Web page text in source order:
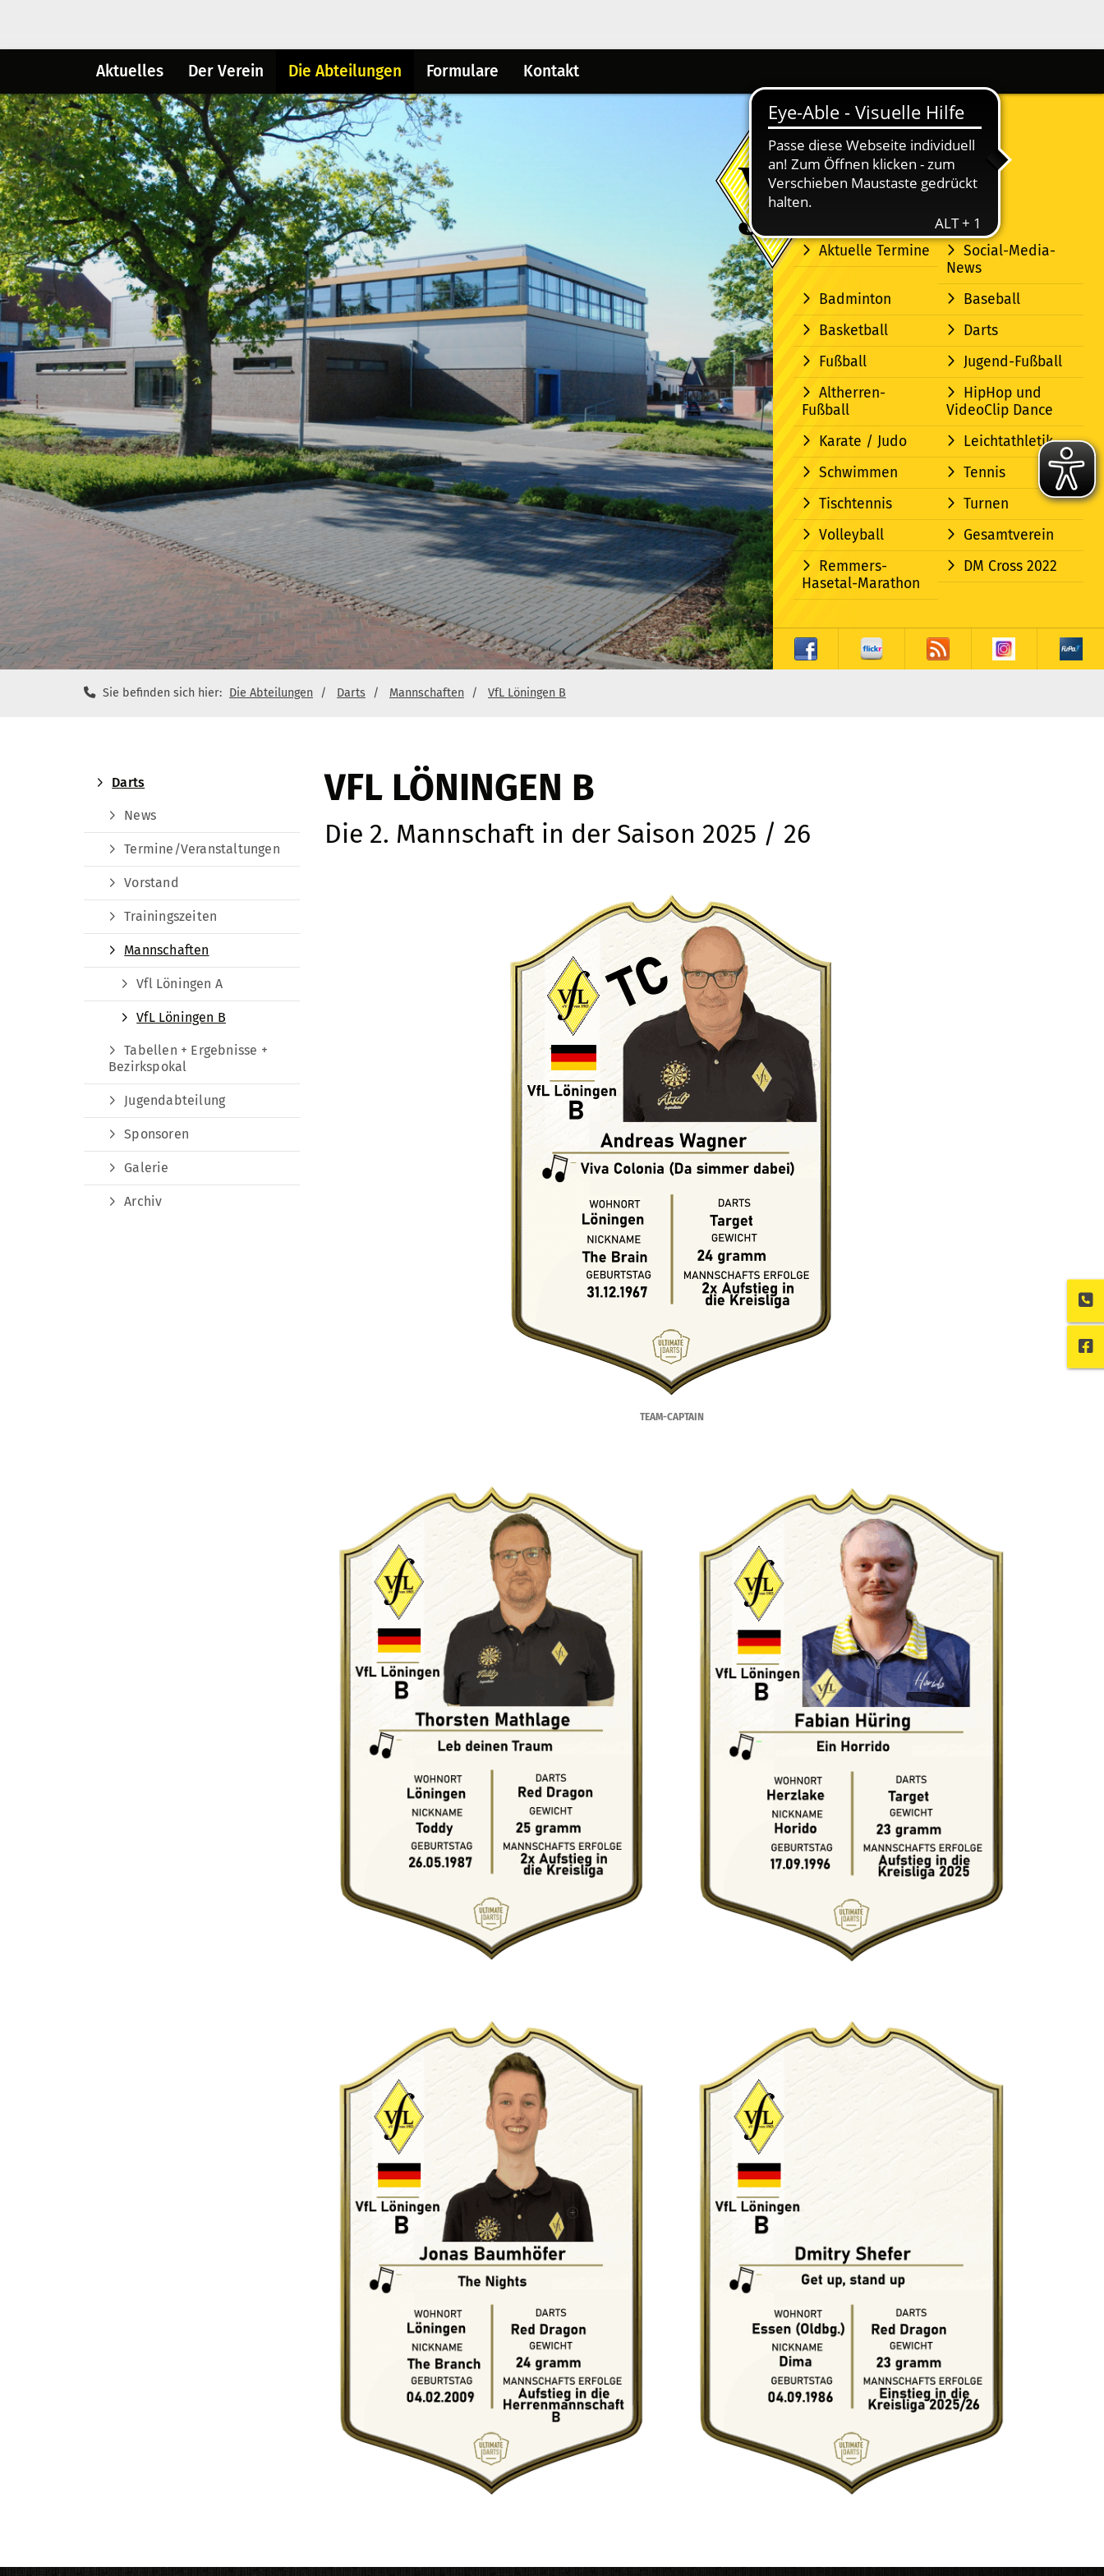
Aktuelles Der Verein Die Abteilungen Formulare Kontakt
Aktuelle Termine
Social-Media-
News
Badminton
Baseball
Basketball
Darts
Fußball
Jugend-Fußball
Altherren-
Fußball
HipHop und
VideoClip Dance
Karate / Judo
Leichtathletik
Schwimmen
Tennis
Tischtennis
Turnen
Volleyball
Gesamtverein
Remmers-
Hasetal-Marathon
DM Cross 2022
Sie befinden sich hier: Die Abteilungen Darts Mannschaften VfL Löningen B
VFL LÖNINGEN B
Die 2. Mannschaft in der Saison 2025 / 26
TEAM-CAPTAIN
Darts
News
Termine/Veranstaltungen
Vorstand
Trainingszeiten
Mannschaften
Vfl Löningen A
VfL Löningen B
Tabellen + Ergebnisse +
Bezirkspokal
Jugendabteilung
Sponsoren
Galerie
Archiv